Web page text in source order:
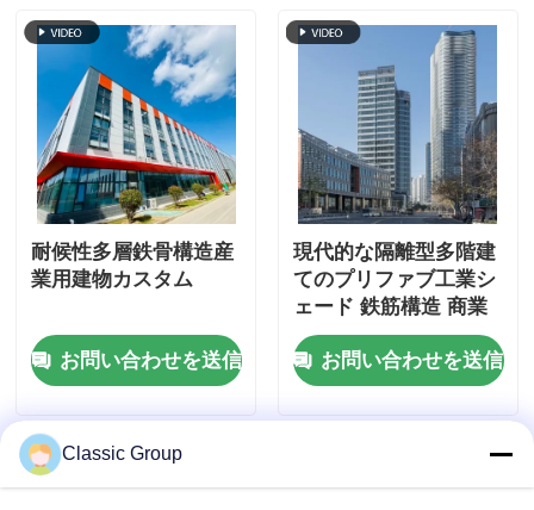
耐候性多層鉄骨構造産
業用建物カスタム
お問い合わせを送信
現代的な隔離型多階建
てのプリファブ工業シ
ェード 鉄筋構造 商業
用建物
お問い合わせを送信
Classic Group